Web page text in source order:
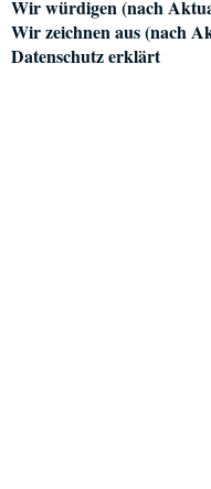
Wir würdigen (nach
Wir zeichnen aus (nach
Datenschutz erklärt